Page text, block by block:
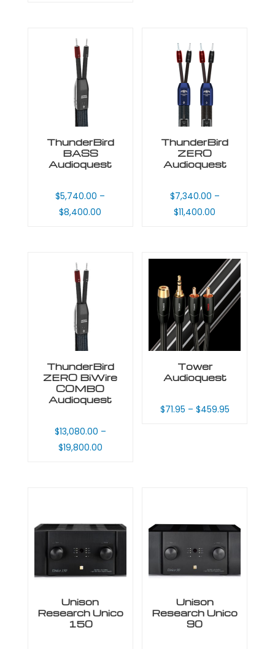
ThunderBird
BASS
Audioquest
$5,740.00 –
$8,400.00
ThunderBird
ZERO
Audioquest
$7,340.00 –
$11,400.00
ThunderBird
ZERO BiWire
COMBO
Audioquest
$13,080.00 –
$19,800.00
Tower
Audioquest
$71.95 – $459.95
Unison
Research Unico
150
Unison
Research Unico
90